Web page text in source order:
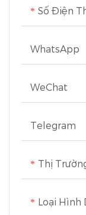
Số Điện
WhatsApp
WeChat
Telegram
Loại Hình